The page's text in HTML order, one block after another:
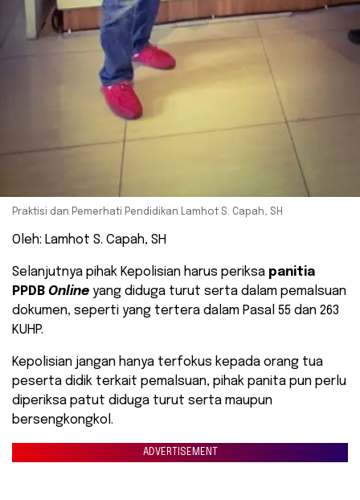
Praktisi dan Pemerhati Pendidikan Lamhot S. Capah, SH
Oleh: Lamhot S. Capah, SH
Selanjutnya pihak Kepolisian harus periksa panitia
PPDB Online yang diduga turut serta dalam pemalsuan
dokumen, seperti yang tertera dalam Pasal 55 dan 263
KUHP.
Kepolisian jangan hanya terfokus kepada orang tua
peserta didik terkait pemalsuan, pihak panita pun perlu
diperiksa patut diduga turut serta maupun
bersengkongkol.
ADVERTISEMENT